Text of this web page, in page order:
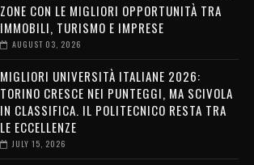
ZONE CON LE MIGLIORI OPPORTUNITÀ TRA
IMMOBILI, TURISMO E IMPRESE
AUGUST 03, 2026
MIGLIORI UNIVERSITÀ ITALIANE 2026:
TORINO CRESCE NEI PUNTEGGI, MA SCIVOLA
IN CLASSIFICA. IL POLITECNICO RESTA TRA
LE ECCELLENZE
JULY 15, 2026